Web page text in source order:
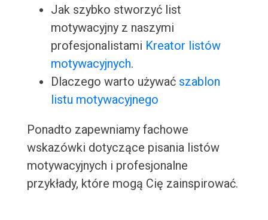
Jak szybko stworzyć list
motywacyjny z naszymi
profesjonalistami Kreator listów
motywacyjnych.
Dlaczego warto używać szablon
listu motywacyjnego
Ponadto zapewniamy fachowe
wskazówki dotyczące pisania listów
motywacyjnych i profesjonalne
przykłady, które mogą Cię zainspirować.